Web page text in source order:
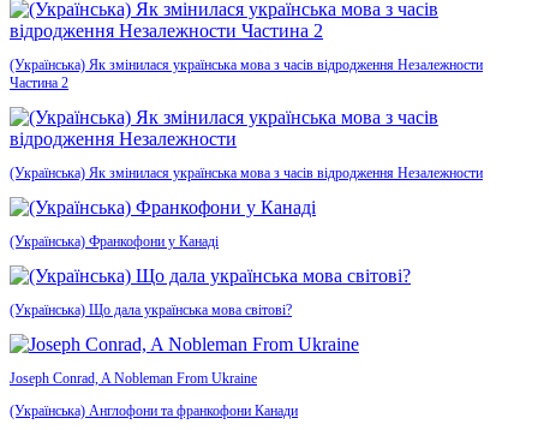
(Українська) Як змінилася українська мова з часів відродження Незалежности
Частина 2
(Українська) Як змінилася українська мова з часів відродження Незалежности
(Українська) Франкофони у Канаді
(Українська) Що дала українська мова світові?
Joseph Conrad, A Nobleman From Ukraine
(Українська) Англофони та франкофони Канади